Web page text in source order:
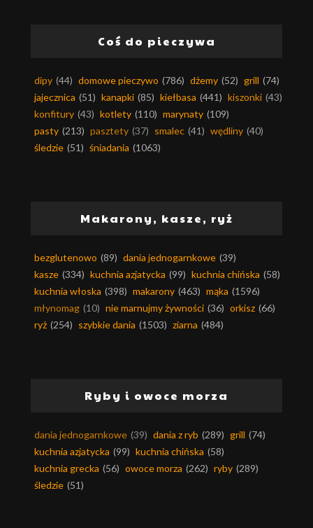
Coś do pieczywa
dipy (44) domowe pieczywo (786) dżemy (52) grill (74)
jajecznica (51) kanapki (85) kiełbasa (441) kiszonki (43)
konfitury (43) kotlety (110) marynaty (109)
pasty (213) pasztety (37) smalec (41) wędliny (40)
śledzie (51) śniadania (1063)
Makarony, kasze, ryż
bezglutenowo (89) dania jednogarnkowe (39)
kasze (334) kuchnia azjatycka (99) kuchnia chińska (58)
kuchnia włoska (398) makarony (463) mąka (1596)
młynomag (10) nie marnujmy żywności (36) orkisz (66)
ryż (254) szybkie dania (1503) ziarna (484)
Ryby i owoce morza
dania jednogarnkowe (39) dania z ryb (289) grill (74)
kuchnia azjatycka (99) kuchnia chińska (58)
kuchnia grecka (56) owoce morza (262) ryby (289)
śledzie (51)